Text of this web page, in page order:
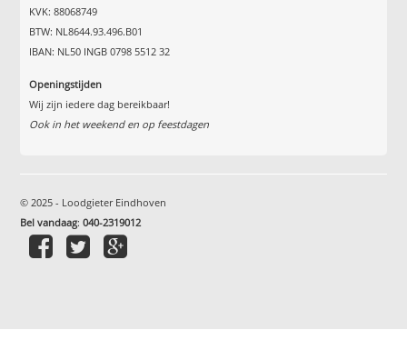
KVK: 88068749
BTW: NL8644.93.496.B01
IBAN: NL50 INGB 0798 5512 32
Openingstijden
Wij zijn iedere dag bereikbaar!
Ook in het weekend en op feestdagen
© 2025 - Loodgieter Eindhoven
Bel vandaag:040-2319012